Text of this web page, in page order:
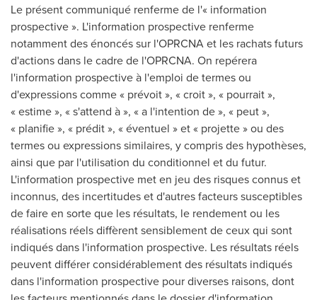
Le présent communiqué renferme de l'« information
prospective ». L'information prospective renferme
notamment des énoncés sur l'OPRCNA et les rachats futurs
d'actions dans le cadre de l'OPRCNA. On repérera
l'information prospective à l'emploi de termes ou
d'expressions comme « prévoit », « croit », « pourrait »,
« estime », « s'attend à », « a l'intention de », « peut »,
« planifie », « prédit », « éventuel » et « projette » ou des
termes ou expressions similaires, y compris des hypothèses,
ainsi que par l'utilisation du conditionnel et du futur.
L'information prospective met en jeu des risques connus et
inconnus, des incertitudes et d'autres facteurs susceptibles
de faire en sorte que les résultats, le rendement ou les
réalisations réels diffèrent sensiblement de ceux qui sont
indiqués dans l'information prospective. Les résultats réels
peuvent différer considérablement des résultats indiqués
dans l'information prospective pour diverses raisons, dont